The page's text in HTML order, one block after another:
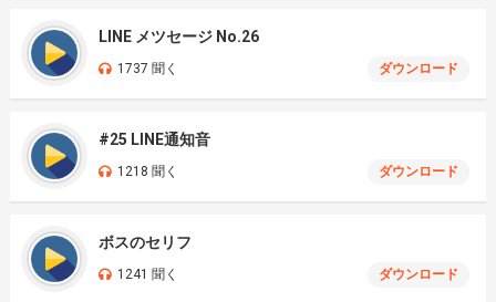
LINE メツセージ No.26
1737 聞く ダウンロード
#25 LINE通知音
1218 聞く ダウンロード
ボスのセリフ
1241 聞く ダウンロード